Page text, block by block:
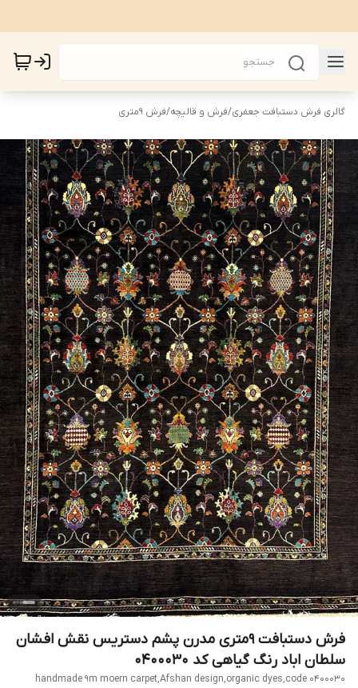
گالری فرش دستبافت جعفری/فرش و قالیچه/فرش 9متری
فرش دستبافت 9متری مدرن پشم دستریس نقش افشان
سلطان اباد رنگ گیاهی کد 0400030
handmade 9m moern carpet,Afshan design,organic dyes,code 0400030